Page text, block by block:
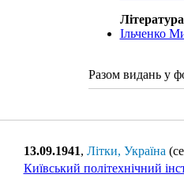
Ільченко
Разом видань у
13.09.1941, Літки, Україна
Київський політехнічний